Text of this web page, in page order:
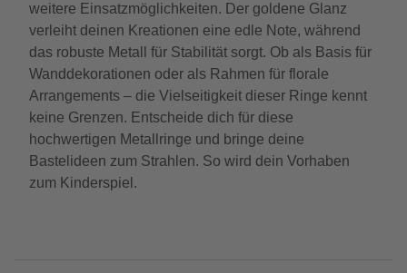
weitere Einsatzmöglichkeiten. Der goldene Glanz
verleiht deinen Kreationen eine edle Note, während
das robuste Metall für Stabilität sorgt. Ob als Basis für
Wanddekorationen oder als Rahmen für florale
Arrangements – die Vielseitigkeit dieser Ringe kennt
keine Grenzen. Entscheide dich für diese
hochwertigen Metallringe und bringe deine
Bastelideen zum Strahlen. So wird dein Vorhaben
zum Kinderspiel.